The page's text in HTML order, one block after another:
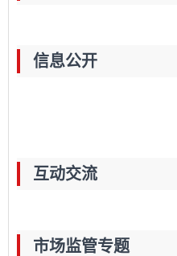
信息公开
互动交流
市场监管专题